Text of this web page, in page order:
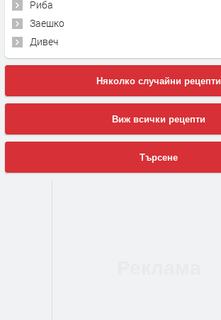
Риба
Заешко
Дивеч
Няколко случайни рецепти
Виж всички рецепти
Търсене